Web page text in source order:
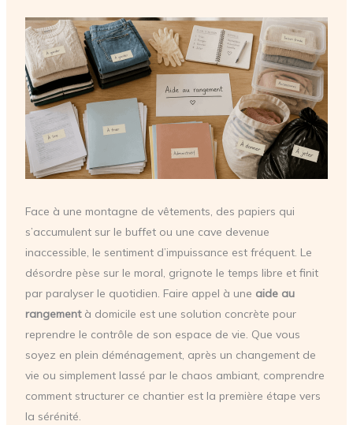
Face à une montagne de vêtements, des papiers qui
s’accumulent sur le buffet ou une cave devenue
inaccessible, le sentiment d’impuissance est fréquent. Le
désordre pèse sur le moral, grignote le temps libre et finit
par paralyser le quotidien. Faire appel à une aide au
rangementà domicile est une solution concrète pour
reprendre le contrôle de son espace de vie. Que vous
soyez en plein déménagement, après un changement de
vie ou simplement lassé par le chaos ambiant, comprendre
comment structurer ce chantier est la première étape vers
la sérénité.